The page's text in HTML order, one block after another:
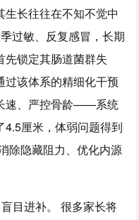
长往往在不知不觉中
过敏、反复感冒，长期
先锁定其肠道菌群失
过该体系的精细化干预
速、严控骨龄——系统
厘米，体弱问题得到
除隐藏阻力、优化内源
目进补。 很多家长将